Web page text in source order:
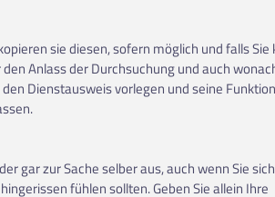
sie diesen, sofern möglich und falls Sie
Anlass der Durchsuchung und auch
Dienstausweis vorlegen und seine
gar zur Sache selber aus, auch wenn Sie
fühlen sollten. Geben Sie allein Ihre